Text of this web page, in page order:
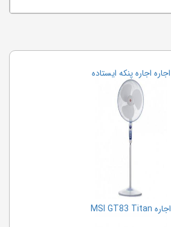
اجاره اجاره پنکه ایستاده
اجاره MSI GT83 Titan